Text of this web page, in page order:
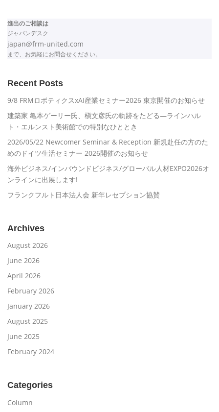
進出のご相談は
ジャパンデスク
japan@frm-united.com
まで、お気軽にお問合せください。
Recent Posts
9/8 FRMロボティクスxAI産業セミナー2026 東京開催のお知らせ
建築家 亀本ゲーリー氏、槇文彦氏の軌跡をたどる―ラインハル
ト・エルンスト美術館での特別なひととき
2026/05/22 Newcomer Seminar & Reception 新規赴任の方のた
めのドイツ生活セミナー 2026開催のお知らせ
海外ビジネス/インバウンドビジネス/グローバル人材EXPO2026オ
ンラインに出展します!
フランクフルト日本法人会 新年レセプション協賛
Archives
August 2026
June 2026
April 2026
February 2026
January 2026
August 2025
June 2025
February 2024
Categories
Column